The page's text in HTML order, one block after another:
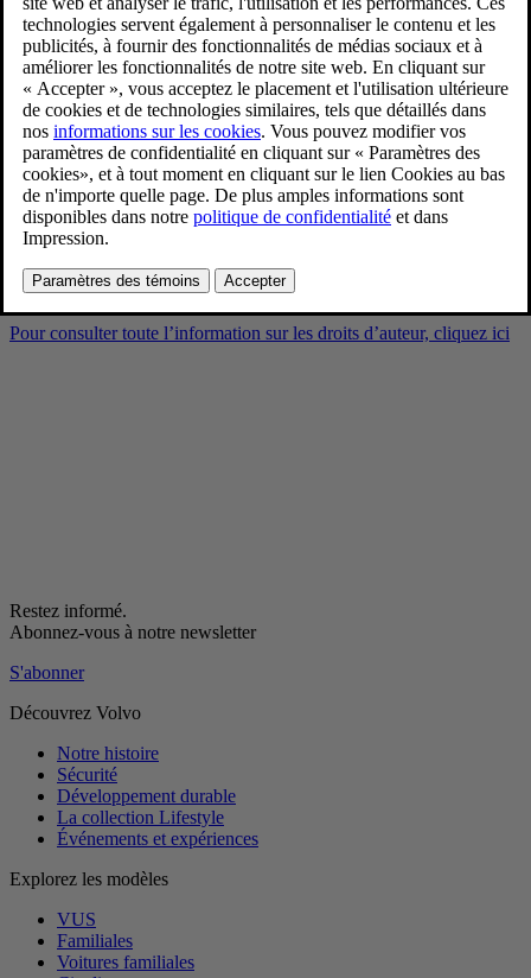
Volvo XC90 Black Edition
exterior
9/2/2025
Favoris
Partager
Télécharger
Volvo XC90 Black Edition exterior
Pour consulter toute l’information sur les droits d’auteur, cliquez ici